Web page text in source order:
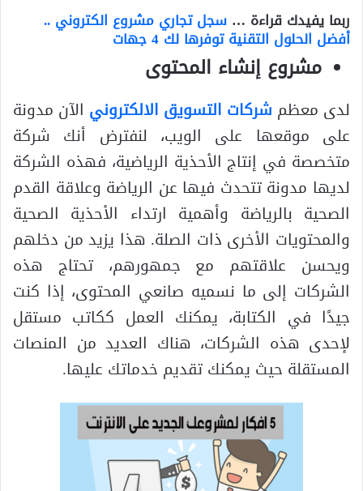
ربما يفيدك قراءة … سجل تجاري مشروع الكتروني ..
أفضل الحلول التقنية توفرها لك 4 جهات
مشروع إنشاء المحتوى
لدى معظم شركات التسويق الالكتروني الآن مدونة
على موقعها على الويب، لنفترض أنك شركة
متخصصة في إنتاج الأحذية الرياضية، فهذه الشركة
لديها مدونة تتحدث فيها عن الرياضة وعلاقة القدم
الصحية بالرياضة وأهمية ارتداء الأحذية الصحية
والمحتويات الأخرى ذات الصلة. هذا يزيد من دخلهم
ويحسن علاقتهم مع جمهورهم، تحتاج هذه
الشركات إلى ما نسميه صانعي المحتوى، إذا كنت
جيدًا في الكتابة، يمكنك العمل ككاتب مستقل
لإحدى هذه الشركات، هناك العديد من المنصات
المستقلة حيث يمكنك تقديم خدماتك عليها.